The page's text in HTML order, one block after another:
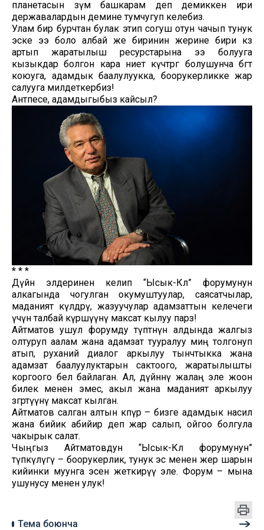
планетасын өзүм башкарам деп демиккен ири
державалардын демине тумчугуп келебиз.
Улам бир бурчтан булак этип согуш отун чачып тунук
эске ээ боло албай же биринин жерине бири көз
артып жаратылыш ресурстарына ээ болууга
кызыкдар болгон кара ниет күчтөргө болушунча бөгөт
коюуга, адамдык баалулуукка, боорукерликке жар
салууга милдеткербиз!
Антпесе, адамдыгыбыз кайсыл?
* * *
Дүйнө элдеринен келип “Ысык-Көл” форумунун
алкагында чогулган окумуштуулар, саясатчылар,
маданият өкүлдөрү, жазуучулар адамзаттын келечеги
үчүн талбай күрөшүүнү максат кылуу парз!
Айтматов ушул форумду түптөөнүн алдында жалгыз
олтуруп аалам жана адамзат тууралуу миң толгонуп
атып, руханий диалог аркылуу тынчтыкка жана
адамзат баалуулуктарын сактоого, жаратылышты
коргоого бел байлаган. Ал, дүйнөнү жалаң эле жоон
билек менен эмес, акыл жана маданият аркылуу
өзгөртүүнү максат кылган.
Айтматов салган алтын көпүрө – бизге адамдык насил
жана бийик абийир деп жар салып, ойгоо болгула
чакырык салат.
Чыңгыз Айтматовдун “Ысык-Көл форумунун”
түпкүлүгү – боорукерлик, тунук эс менен жер шарын
кийинки муунга эсен жеткирүү эле. Форум – мына
ушунусу менен улук!
Тема боюнча